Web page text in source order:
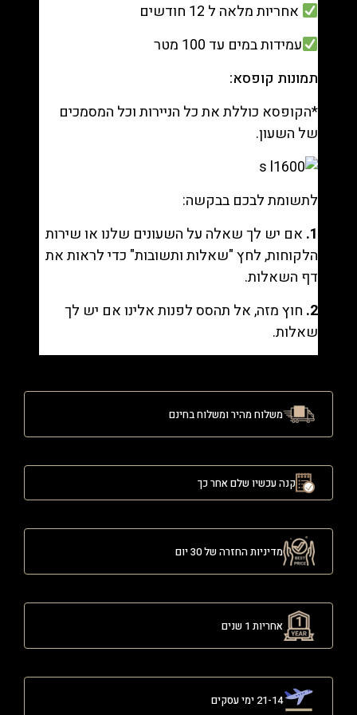
אחריות מלאה ל 12 חודשים
עמידות במים עד 100 מטר
תמונות קופסא:
*הקופסא כוללת את כל הניירות וכל המסמכים
של השעון.
לתשומת לבכם בבקשה:
1. אם יש לך שאלה על השעונים שלנו או שירות
הלקוחות, לחץ "שאלות ותשובות" כדי לראות את
דף השאלות.
2. חוץ מזה, אל תהסס לפנות אלינו אם יש לך
שאלות.
משלוח מהיר ומשלוח בחינם
קנה עכשיו שלם אחר כך
מדיניות החזרה של 30 יום
אחריות 1 שנים
21-14 ימי עסקים